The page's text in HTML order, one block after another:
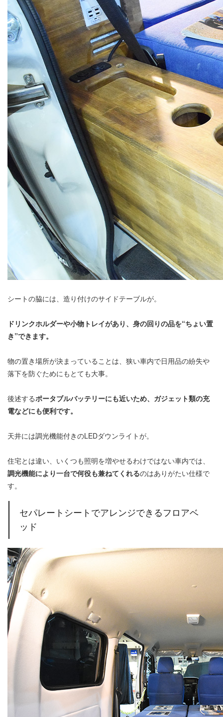
シートの脇には、造り付けのサイドテーブルが。
ドリンクホルダーや小物トレイがあり、身の回りの品を“ちょい置
き”できます。
物の置き場所が決まっていることは、狭い車内で日用品の紛失や
落下を防ぐためにもとても大事。
後述するポータブルバッテリーにも近いため、ガジェット類の充
電などにも便利です。
天井には調光機能付きのLEDダウンライトが。
住宅とは違い、いくつも照明を増やせるわけではない車内では、
調光機能により一台で何役も兼ねてくれるのはありがたい仕様で
す。
セパレートシートでアレンジできるフロアベ
ッド